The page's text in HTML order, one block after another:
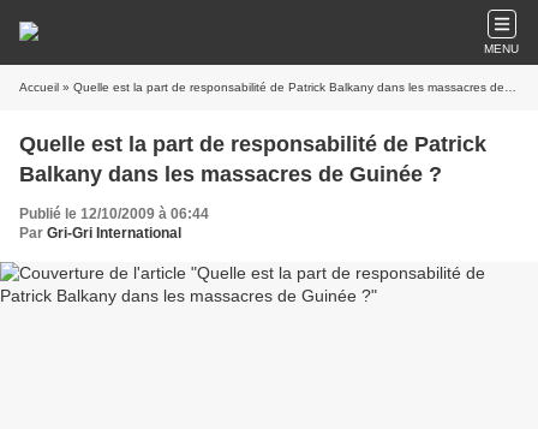
MENU
Accueil » Quelle est la part de responsabilité de Patrick Balkany dans les massacres de Guinée ?
Quelle est la part de responsabilité de Patrick
Balkany dans les massacres de Guinée ?
Publié le 12/10/2009 à 06:44
Par Gri-Gri International